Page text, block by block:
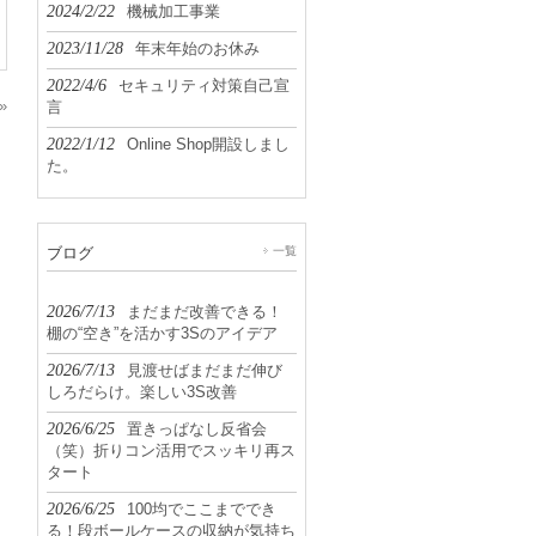
2024/2/22 機械加工事業
2023/11/28 年末年始のお休み
2022/4/6
セキュリティ対策自己宣
言
2022/1/12
Online Shop開設しまし
た。
ブログ 一覧
2026/7/13
まだまだ改善できる！
棚の“空き”を活かす3Sのアイデア
2026/7/13
見渡せばまだまだ伸び
しろだらけ。楽しい3S改善
2026/6/25
置きっぱなし反省会
（笑）折りコン活用でスッキリ再ス
タート
2026/6/25
100均でここまででき
る！段ボールケースの収納が気持ち